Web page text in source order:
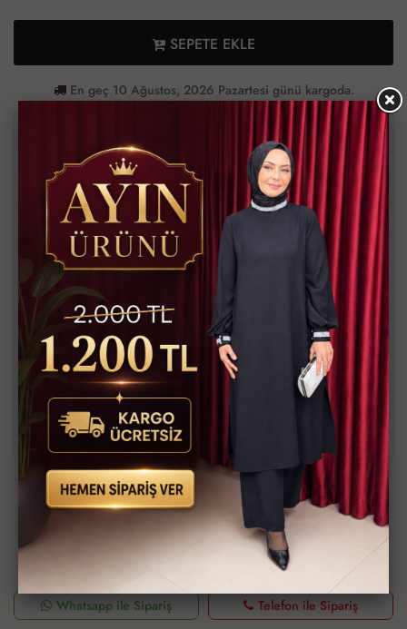
SEPETE EKLE
En geç 10 Ağustos, 2026 Pazartesi günü kargoda.
Ürün Bilgileri
Ödeme Bilgileri
Müşteri Yorumları
Teslimat Bilgileri
YOK BÖYLE BİR GÜZELLİK
Eylül Elbise kod 4959
2 Beden 38/40
3 Beden 42/44
4 Beden 46/48
5 Beden 50/52
Şeker Fitilli örme Kumaş
Boy 138/140 cm,
Ürün Kodu
4959-414
Bu ürünün siparişini sizin yerinize Müşteri Hizmetleri veya WhatsApp
ekibimizin oluşturmasını isterseniz yukarıda yazan Ürün Kodu'nu
aşağıdaki butonlara tıkladıktan sonra ekibimizle görüştüğünüzde
paylaşabilirsiniz.
Whatsapp ile Sipariş
Telefon ile Sipariş